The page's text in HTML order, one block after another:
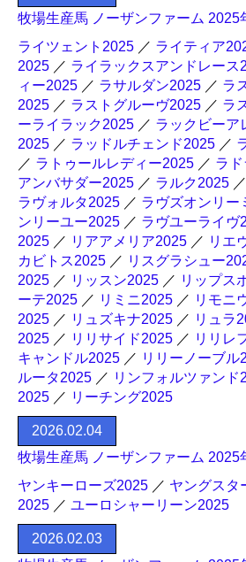
牧場生産馬 ノーザンファーム 2025
ライツェント2025 ／ ライティア
2025 ／ ライラックスアンドレース
ィー2025 ／ ラサルダン2025 ／ ラ
2025 ／ ラストグルーヴ2025 ／ ラ
ーライラック2025 ／ ラックビーア
2025 ／ ラッドルチェンド2025 ／
／ ラトゥールレディー2025 ／ ラ
アンバサダー2025 ／ ラルク2025 ／
ラヴォルタ2025 ／ ラヴズオンリー
ンリーユー2025 ／ ラヴユーライヴ
2025 ／ リアアメリア2025 ／ リエ
カビトス2025 ／ リスグラシュー
2025 ／ リッスン2025 ／ リップス
ーテ2025 ／ リミニ2025 ／ リモニ
2025 ／ リュズキナ2025 ／ リュラ
2025 ／ リリサイド2025 ／ リリレ
キャンドル2025 ／ リリーノーブル
ルータ2025 ／ リンフォルツァンド
2025 ／ リーチング2025
2026.02.04
牧場生産馬 ノーザンファーム 2025
ヤンキーローズ2025 ／ ヤングスタ
2025 ／ ユーロシャーリーン2025
2026.02.03